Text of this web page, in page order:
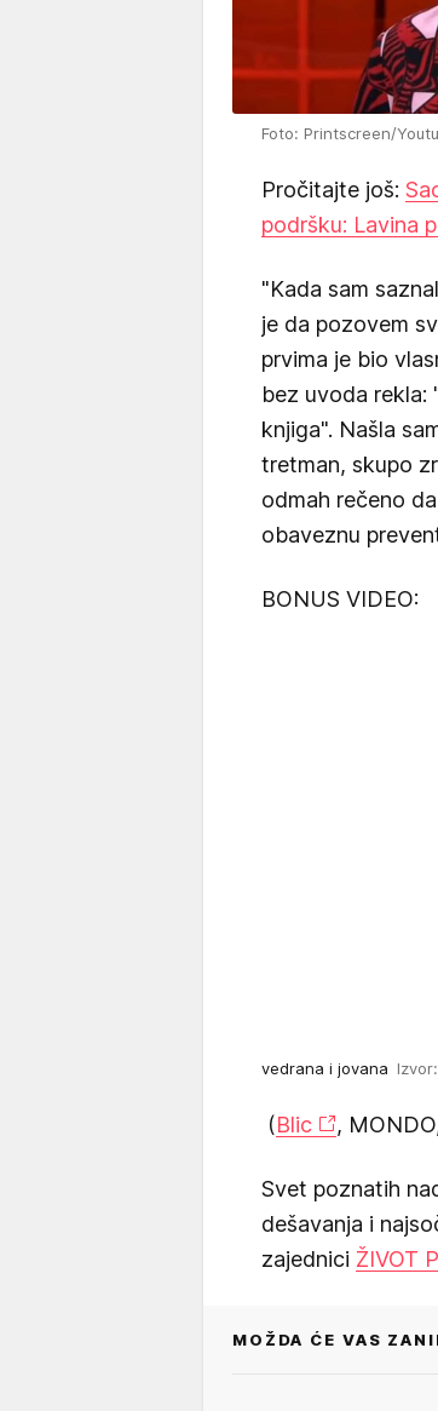
Foto: Printscreen/
Pročitajte još:
podršku: Lavina
"Kada sam
je da pozovem
prvima je bio
bez uvoda rekla:
knjiga". Našla
tretman, skupo
odmah rečeno
obaveznu
BONUS VIDEO:
vedrana i jovana
(Blic ,
Svet poznatih
dešavanja i
zajednici ŽIVOT
MOŽDA ĆE VAS